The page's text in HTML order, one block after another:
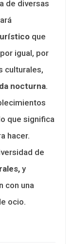
de diversas
que
igual, por
culturales,
nocturna.
que significa
hacer.
de
y
con una
ocio.